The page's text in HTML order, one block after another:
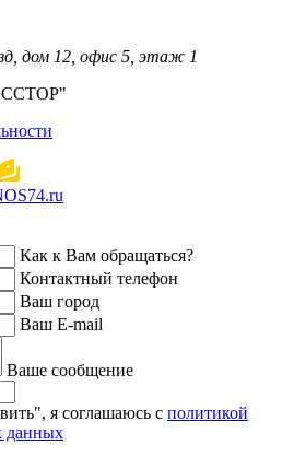
дом 12, офис 5, этаж 1
Как к Вам обращаться?
Контактный телефон
Ваш город
Ваш E-mail
Ваше сообщение
я соглашаюсь с политикой
данных